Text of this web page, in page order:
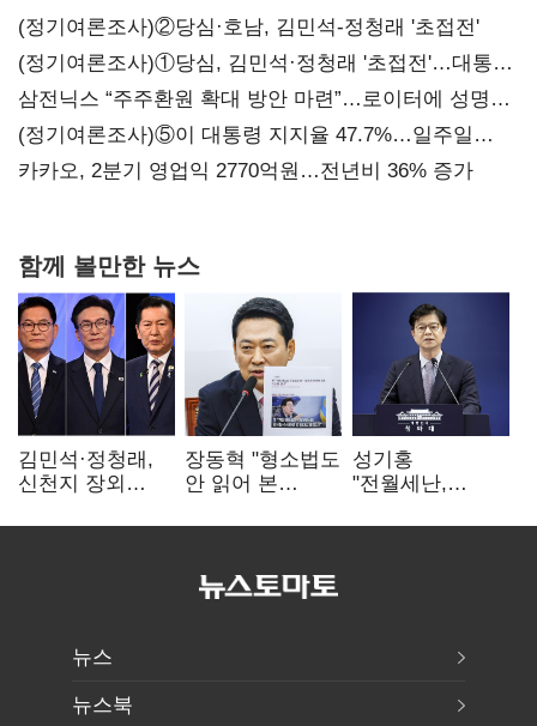
(정기여론조사)②당심·호남, 김민석-정청래 '초접전'
(정기여론조사)①당심, 김민석·정청래 '초접전'…대통령
지지도 '50% 아래로'(종합)
삼전닉스 “주주환원 확대 방안 마련”…로이터에 성명
보내
(정기여론조사)⑤이 대통령 지지율 47.7%…일주일
만에 다시 40%대
카카오, 2분기 영업익 2770억원…전년비 36% 증가
함께 볼만한 뉴스
김민석·정청래,
신천지 장외
"호남 계몽 규탄"
장동혁 "형소법도
안 읽어 본
속도로 무너질
성기홍
"전월세난,
공급 문제"…닥공
뉴스
뉴스북